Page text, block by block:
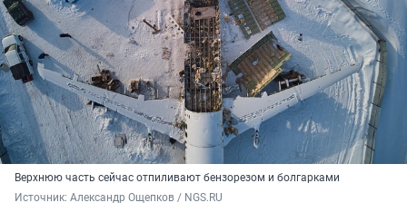
Верхнюю часть сейчас отпиливают бензорезом и болгарками
Источник: Александр Ощепков / NGS.RU